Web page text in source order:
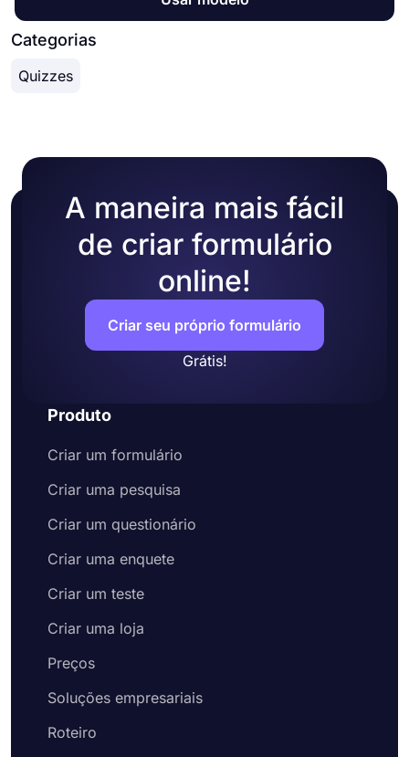
Categorias
Quizzes
A maneira mais fácil
de criar formulário
online!
Criar seu próprio formulário
Grátis!
Produto
Criar um formulário
Criar uma pesquisa
Criar um questionário
Criar uma enquete
Criar um teste
Criar uma loja
Preços
Soluções empresariais
Roteiro